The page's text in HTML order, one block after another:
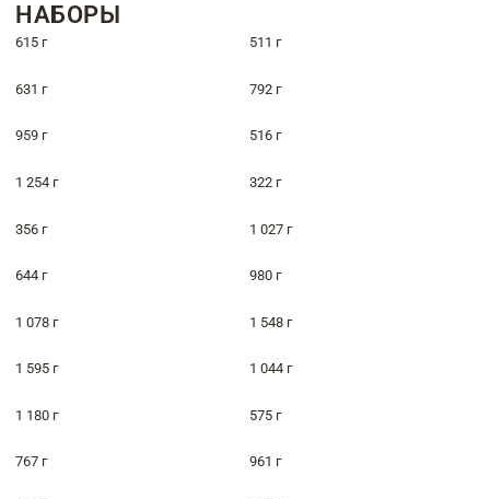
НАБОРЫ
615 г 511 г
631 г 792 г
959 г 516 г
1 254 г 322 г
356 г 1 027 г
644 г 980 г
1 078 г 1 548 г
1 595 г 1 044 г
1 180 г 575 г
767 г 961 г